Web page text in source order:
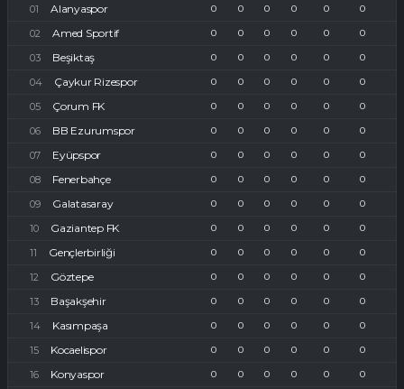
Alanyaspor 0 0 0 0 0 0
Amed Sportif 0 0 0 0 0 0
Beşiktaş 0 0 0 0 0 0
Çaykur Rizespor 0 0 0 0 0 0
Çorum FK 0 0 0 0 0 0
BB Ezurumspor 0 0 0 0 0 0
Eyüpspor 0 0 0 0 0 0
Fenerbahçe 0 0 0 0 0 0
Galatasaray 0 0 0 0 0 0
Gaziantep FK 0 0 0 0 0 0
Gençlerbirliği 0 0 0 0 0 0
Göztepe 0 0 0 0 0 0
Başakşehir 0 0 0 0 0 0
Kasımpaşa 0 0 0 0 0 0
Kocaelispor 0 0 0 0 0 0
Konyaspor 0 0 0 0 0 0